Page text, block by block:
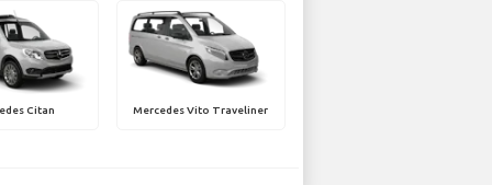
Citan Mercedes Vito Traveliner